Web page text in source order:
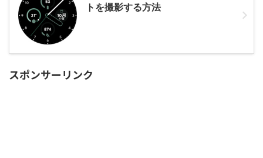
トを撮影する方法
スポンサーリンク